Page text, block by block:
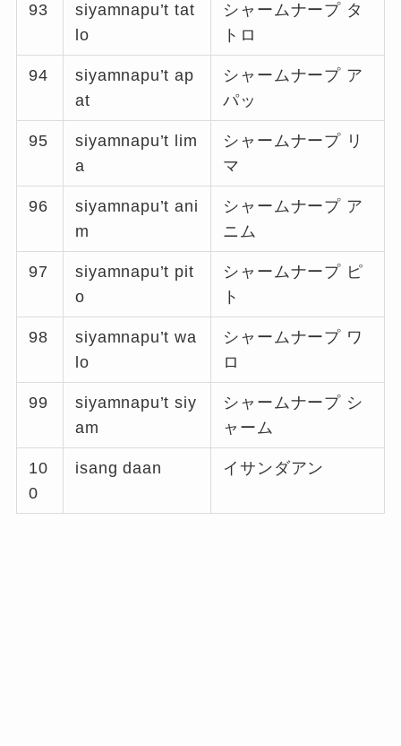
93
siyamnapu’t tat
lo
シャームナープ タ
トロ
94
siyamnapu’t ap
at
シャームナープ ア
パッ
95
siyamnapu’t lim
a
シャームナープ リ
マ
96
siyamnapu’t ani
m
シャームナープ ア
ニム
97
siyamnapu’t pit
o
シャームナープ ピ
ト
98
siyamnapu’t wa
lo
シャームナープ ワ
ロ
99
siyamnapu’t siy
am
シャームナープ シ
ャーム
10
0
isang daan イサンダアン